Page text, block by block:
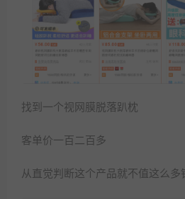
找到一个视网膜脱落趴枕
客单价一百二百多
从直觉判断这个产品就不值这么多